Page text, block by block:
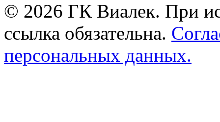
© 2026 ГК Виалек. При
ссылка обязательна.
персональных данных.